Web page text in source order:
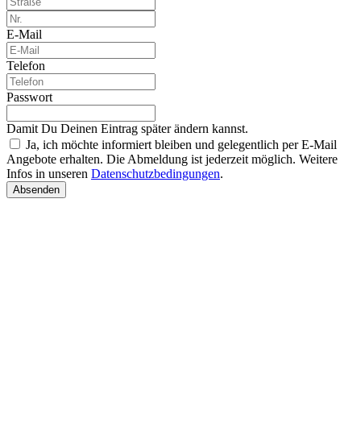
E-Mail
Telefon
Passwort
Damit Du Deinen Eintrag später ändern kannst.
Ja, ich möchte informiert bleiben und gelegentlich per E-Mail
Angebote erhalten. Die Abmeldung ist jederzeit möglich. Weitere
Infos in unseren Datenschutzbedingungen.
Absenden